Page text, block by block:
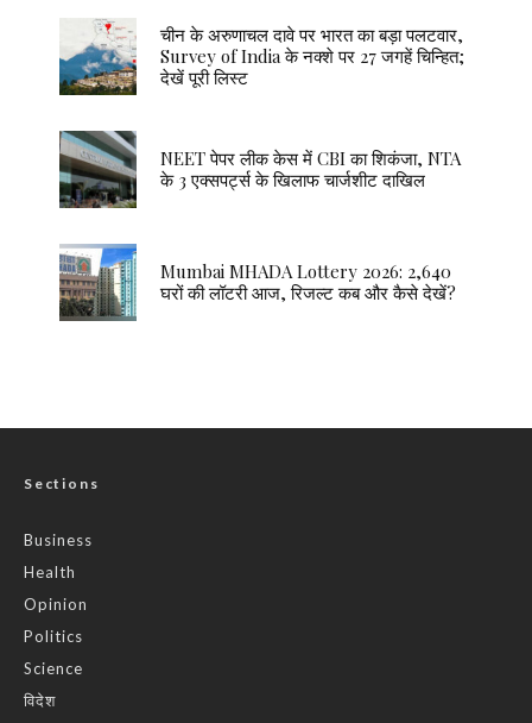
चीन के अरुणाचल दावे पर भारत का बड़ा पलटवार,
Survey of India के नक्शे पर 27 जगहें चिन्हित;
देखें पूरी लिस्ट
NEET पेपर लीक केस में CBI का शिकंजा, NTA
के 3 एक्सपर्ट्स के खिलाफ चार्जशीट दाखिल
Mumbai MHADA Lottery 2026: 2,640
घरों की लॉटरी आज, रिजल्ट कब और कैसे देखें?
Sections
Business
Health
Opinion
Politics
Science
विदेश